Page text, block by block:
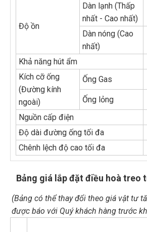
Độ ồn
Dàn lạnh (Thấp
nhất - Cao nhất)
Dàn nóng (Cao
nhất)
Khả năng hút ẩm
Kích cỡ ống
(Đường kính
ngoài)
Ống Gas
Ống lỏng
Nguồn cấp điện
Độ dài đường ống tối đa
Chênh lệch độ cao tối đa
Bảng giá lắp đặt điều hoà treo
(Bảng có thể thay đổi theo giá vật tư
được báo với Quý khách hàng trước